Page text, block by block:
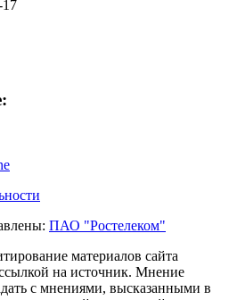
17
ПАО "Ростелеком"
материалов сайта
на источник. Мнение
с мнениями, высказанными в